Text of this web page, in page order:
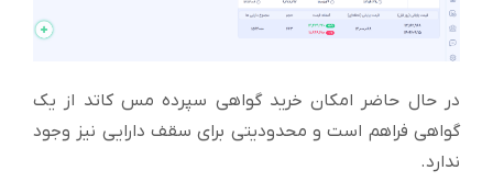
در حال حاضر امکان خرید گواهی سپرده مس کاتد از یک
گواهی فراهم است و محدودیتی برای سقف دارایی نیز وجود
ندارد.